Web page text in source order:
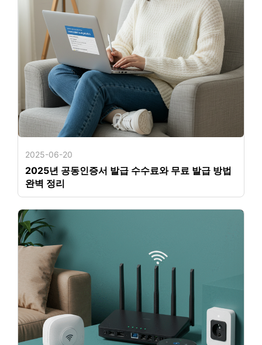
2025-06-20
2025년 공동인증서 발급 수수료와 무료 발급 방법
완벽 정리